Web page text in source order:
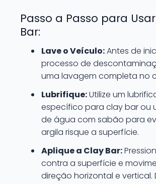
Passo a Passo para
Bar:
Lave o Veículo:Antes de
processo de
uma lavagem completa no
Lubrifique:Utilize um
específico para clay bar ou
de água com sabão para
argila risque a superfície.
Aplique a Clay Bar:
contra a superfície e
direção horizontal e vertical.